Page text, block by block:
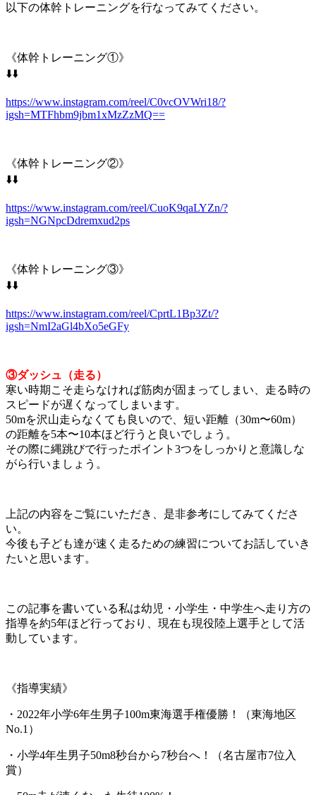
以下の体幹トレーニングを行なってみてください。
《体幹トレーニング①》
⬇️⬇️
https://www.instagram.com/reel/C0vcOVWri18/?
igsh=MTFhbm9jbm1xMzZzMQ==
《体幹トレーニング②》
⬇️⬇️
https://www.instagram.com/reel/CuoK9qaLYZn/?
igsh=NGNpcDdremxud2ps
《体幹トレーニング③》
⬇️⬇️
https://www.instagram.com/reel/CprtL1Bp3Zt/?
igsh=NmI2aGl4bXo5eGFy
③ダッシュ（走る）
寒い時期こそ走らなければ筋肉が固まってしまい、走る時の
スピードが遅くなってしまいます。
50mを沢山走らなくても良いので、短い距離（30m〜60m）
の距離を5本〜10本ほど行うと良いでしょう。
その際に縄跳びで行ったポイント3つをしっかりと意識しな
がら行いましょう。
上記の内容をご覧にいただき、是非参考にしてみてくださ
い。
今後も子ども達が速く走るための練習についてお話していき
たいと思います。
この記事を書いている私は幼児・小学生・中学生へ走り方の
指導を約5年ほど行っており、現在も現役陸上選手として活
動しています。
《指導実績》
・2022年小学6年生男子100m東海選手権優勝！（東海地区
No.1）
・小学4年生男子50m8秒台から7秒台へ！（名古屋市7位入
賞）